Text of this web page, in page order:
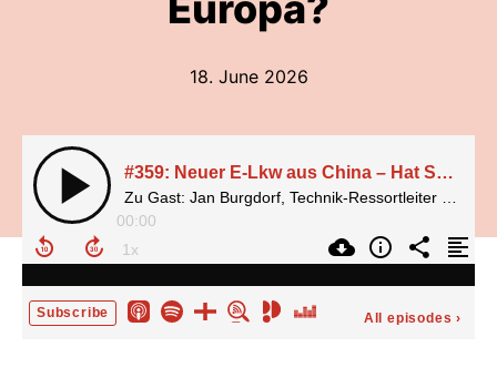
18. June 2026
#359: Neuer E‑Lkw aus China – Hat Sany eine Chance in Europa?
00:00
Subscribe All episodes ›